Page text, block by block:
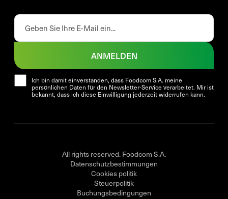
Ich bin damit einverstanden, dass Foodcom S.A. meine
persönlichen Daten für den Newsletter-Service verarbeitet. Mir ist
bekannt, dass ich diese Einwilligung jederzeit widerrufen kann.
ANMELDEN
All rights reserved. Foodcom S.A.
Datenschutzbestimmungen
Cookies politik
Steuerpolitik
Buchungsbedingungen